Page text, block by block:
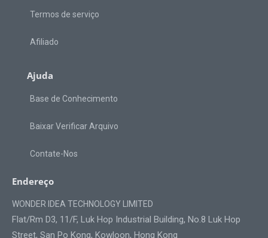
Termos de serviço
Afiliado
Ajuda
Base de Conhecimento
Baixar Verificar Arquivo
Contate-Nos
Endereço
WONDER IDEA TECHNOLOGY LIMITED
Flat/Rm D3, 11/F, Luk Hop Industrial Building, No.8 Luk Hop
Street, San Po Kong, Kowloon, Hong Kong